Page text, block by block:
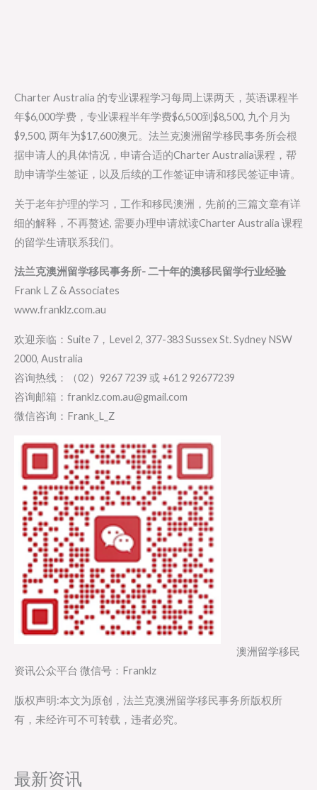
Charter Australia 的专业课程学习每周上课两天，英语课程半
年$6,000学费，专业课程半年学费$6,500到$8,500, 九个月为
$9,500, 两年为$17,600澳元。法兰克澳洲留学移民事务所会根
据申请人的具体情况，申请合适的Charter Australia课程，帮
助申请学生签证，以及后续的工作签证申请和移民签证申请。
关于老年护理的学习，工作和移民澳洲，先前的三篇文章有详
细的解释，不再赘述, 需要办理申请就读Charter Australia 课程
的留学生请联系我们。
法兰克澳洲留学移民事务所- 二十年的澳移民留学行业经验
Frank L Z & Associates
www.franklz.com.au
欢迎亲临：Suite 7，Level 2, 377-383 Sussex St. Sydney NSW
2000, Australia
咨询热线：（02）9267 7239 或 +61 2 92677239
咨询邮箱：franklz.com.au@gmail.com
微信咨询：Frank_L_Z
澳洲留学移民
资讯公众平台 微信号：Franklz
版权声明:本文为原创，法兰克澳洲留学移民事务所版权所
有，未经许可不可转载，违者必究。
最新资讯